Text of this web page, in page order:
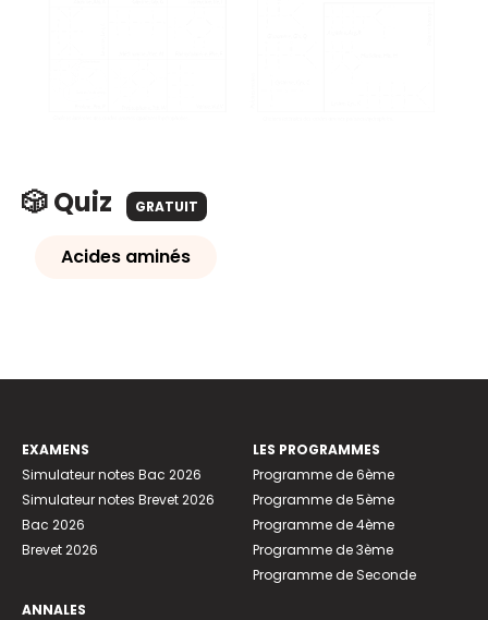
🎲 Quiz GRATUIT
Acides aminés
EXAMENS
Simulateur notes Bac 2026
Simulateur notes Brevet 2026
Bac 2026
Brevet 2026
ANNALES
LES PROGRAMMES
Programme de 6ème
Programme de 5ème
Programme de 4ème
Programme de 3ème
Programme de Seconde